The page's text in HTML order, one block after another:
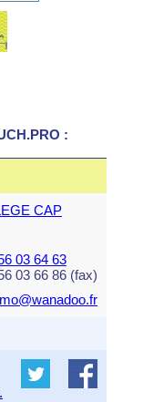
:
CAP
03 64 63
03 66 86 (fax)